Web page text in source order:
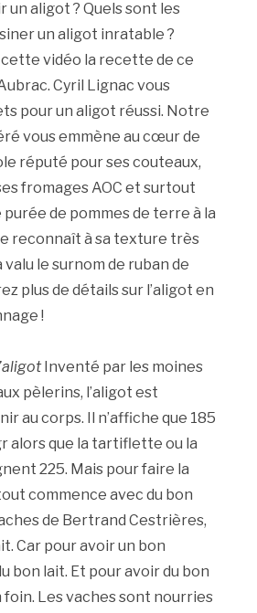
un aligot ? Quels sont les
un aligot inratable ?
cette vidéo la recette de ce
Cyril Lignac vous
pour un aligot réussi. Notre
vous emmène au cœur de
réputé pour ses couteaux,
fromages AOC et surtout
de pommes de terre à la
reconnaît à sa texture très
valu le surnom de ruban de
plus de détails sur l’aligot en
!
Inventé par les moines
pèlerins, l’aligot est
au corps. Il n’affiche que 185
alors que la tartiflette ou la
225. Mais pour faire la
commence avec du bon
de Bertrand Cestrières,
Car pour avoir un bon
bon lait. Et pour avoir du bon
foin. Les vaches sont nourries